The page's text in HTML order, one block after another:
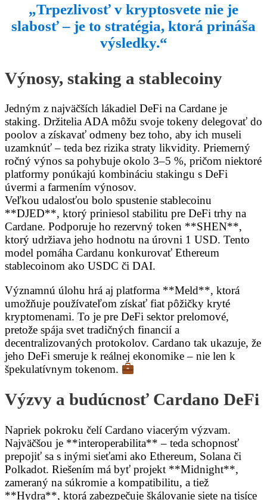
„Trpezlivosť v kryptosvete nie je
slabosť – je to stratégia, ktorá prináša
výsledky.“
Výnosy, staking a stablecoiny
Jedným z najväčších lákadiel DeFi na Cardane je
staking. Držitelia ADA môžu svoje tokeny delegovať do
poolov a získavať odmeny bez toho, aby ich museli
uzamknúť – teda bez rizika straty likvidity. Priemerný
ročný výnos sa pohybuje okolo 3–5 %, pričom niektoré
platformy ponúkajú kombináciu stakingu s DeFi
úvermi a farmením výnosov.
Veľkou udalosťou bolo spustenie stablecoinu
**DJED**, ktorý priniesol stabilitu pre DeFi trhy na
Cardane. Podporuje ho rezervný token **SHEN**,
ktorý udržiava jeho hodnotu na úrovni 1 USD. Tento
model pomáha Cardanu konkurovať Ethereum
stablecoinom ako USDC či DAI.
Významnú úlohu hrá aj platforma **Meld**, ktorá
umožňuje používateľom získať fiat pôžičky kryté
kryptomenami. To je pre DeFi sektor prelomové,
pretože spája svet tradičných financií a
decentralizovaných protokolov. Cardano tak ukazuje, že
jeho DeFi smeruje k reálnej ekonomike – nie len k
špekulatívnym tokenom.
Výzvy a budúcnosť Cardano DeFi
Napriek pokroku čelí Cardano viacerým výzvam.
Najväčšou je **interoperabilita** – teda schopnosť
prepojiť sa s inými sieťami ako Ethereum, Solana či
Polkadot. Riešením má byť projekt **Midnight**,
zameraný na súkromie a kompatibilitu, a tiež
**Hydra**, ktorá zabezpečuje škálovanie siete na tisíce